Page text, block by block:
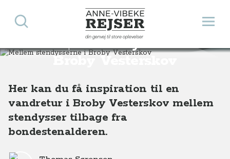
Anne-Vibeke Rejser
din genvej til store oplevelser
Åbn
Søg
Mellem stendysserne i
Broby Vesterskov
Destinationer Europa Danmark Mellem stendysserne i Broby Vesterskov
Her kan du få inspiration til en
vandretur i Broby Vesterskov mellem
stendysser tilbage fra
bondestenalderen.